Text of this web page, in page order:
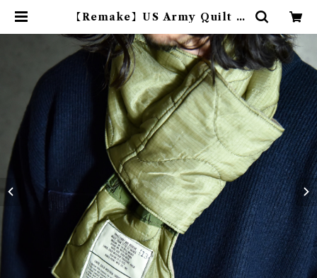
【Remake】US Army Quilt &
軍 キルトライナー フリース マフラ
ー | mark & collars (マークアン
ドカラーズ)